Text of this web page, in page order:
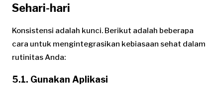
Sehari-hari
Konsistensi adalah kunci. Berikut adalah beberapa
cara untuk mengintegrasikan kebiasaan sehat dalam
rutinitas Anda:
5.1. Gunakan Aplikasi